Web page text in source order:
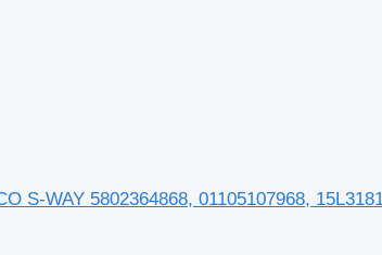
S-WAY 5802364868, 01105107968,